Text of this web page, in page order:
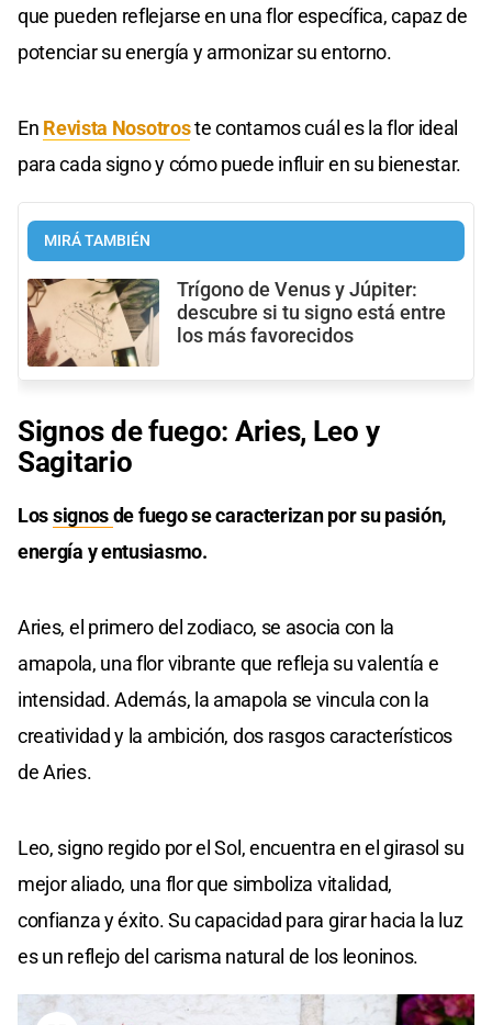
que pueden reflejarse en una flor específica, capaz de
potenciar su energía y armonizar su entorno.
En Revista Nosotroste contamos cuál es la flor ideal
para cada signo y cómo puede influir en su bienestar.
MIRÁ TAMBIÉN
Trígono de Venus y Júpiter:
descubre si tu signo está entre
los más favorecidos
Signos de fuego: Aries, Leo y
Sagitario
Lossignosde fuego se caracterizan por su pasión,
energía y entusiasmo.
Aries, el primero del zodiaco, se asocia con la
amapola, una flor vibrante que refleja su valentía e
intensidad. Además, la amapola se vincula con la
creatividad y la ambición, dos rasgos característicos
de Aries.
Leo, signo regido por el Sol, encuentra en el girasol su
mejor aliado, una flor que simboliza vitalidad,
confianza y éxito. Su capacidad para girar hacia la luz
es un reflejo del carisma natural de los leoninos.